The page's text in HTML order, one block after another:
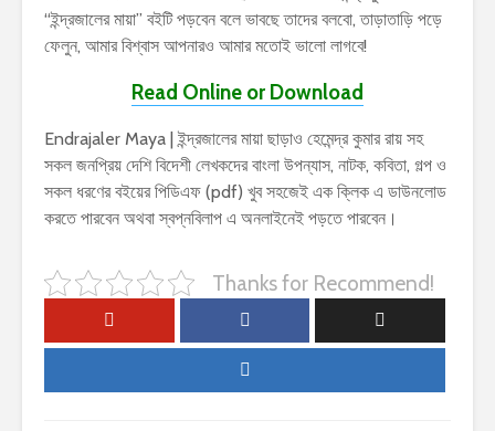
“ইন্দ্রজালের মায়া” বইটি পড়বেন বলে ভাবছে তাদের বলবো, তাড়াতাড়ি পড়ে
ফেলুন, আমার বিশ্বাস আপনারও আমার মতোই ভালো লাগবে!
Read Online or Download
Endrajaler Maya | ইন্দ্রজালের মায়া ছাড়াও হেমেন্দ্র কুমার রায় সহ
সকল জনপ্রিয় দেশি বিদেশী লেখকদের বাংলা উপন্যাস, নাটক, কবিতা, গল্প ও
সকল ধরণের বইয়ের পিডিএফ (pdf) খুব সহজেই এক ক্লিক এ ডাউনলোড
করতে পারবেন অথবা স্বপ্নবিলাপ এ অনলাইনেই পড়তে পারবেন।
Thanks for Recommend!